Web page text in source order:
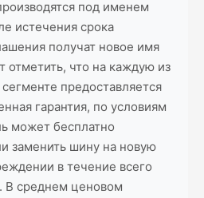
под именем
истечения срока
получат новое имя
отметить, что на каждую из
предоставляется
гарантия, по условиям
может бесплатно
заменить шину на новую
в течение всего
В среднем ценовом